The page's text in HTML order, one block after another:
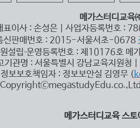
메가스터디교육
표이사 : 손성은 | 사업자등록번호 :
신판매번호 : 2015-서울서초-0678
설립∙운영등록번호 : 제10176호 메
기관명 : 서울특별시 강남교육지원청
보보호책임자 : 정보보안실 김영무 (
메가스터디교육 스토